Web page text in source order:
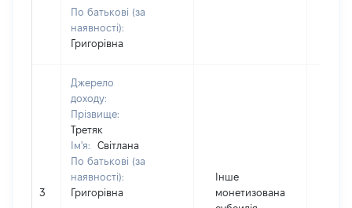
По батькові (за
наявності):
Григорівна
3
Джерело
доходу:
Прізвище:
Третяк
Ім'я:
Світлана
По батькові (за
наявності):
Григорівна
Інше
монетизована